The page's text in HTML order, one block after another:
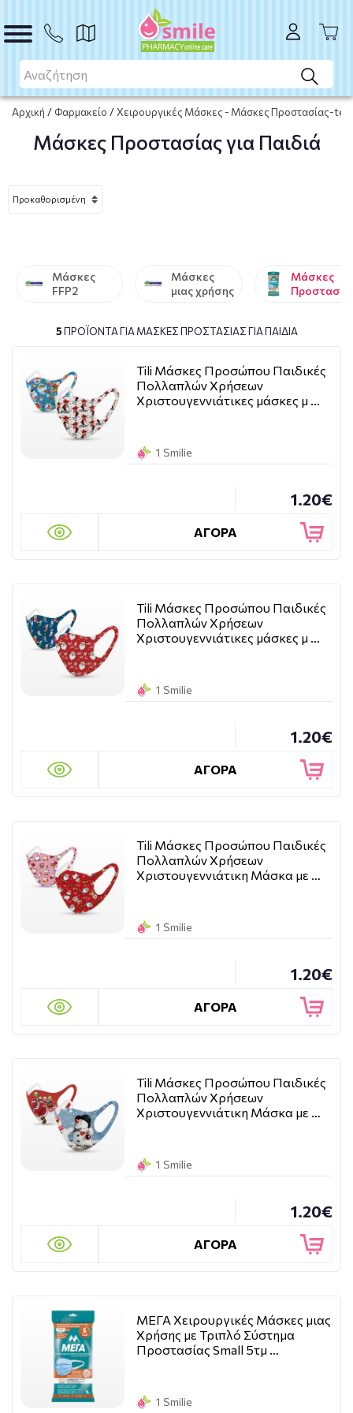
Αρχική / Φαρμακείο /Χειρουργικές Μάσκες - Μάσκες Προστασίας-
Μάσκες Προστασίας για Παιδιά
Μάσκες
FFP2
Μάσκες
μιας χρήσης
Μάσκες
5ΠΡΟΪΌΝΤΑ ΓΙΑ ΜΆΣΚΕΣ ΠΡΟΣΤΑΣΊΑΣ ΓΙΑ ΠΑΙΔΙΆ
Tili Μάσκες Προσώπου Παιδικές
Πολλαπλών Χρήσεων
Χριστουγεννιάτικες μάσκες μ …
1 Smilie
1.20€
ΑΓΟΡΑ
Tili Μάσκες Προσώπου Παιδικές
Πολλαπλών Χρήσεων
Χριστουγεννιάτικες μάσκες μ …
1 Smilie
1.20€
ΑΓΟΡΑ
Tili Μάσκες Προσώπου Παιδικές
Πολλαπλών Χρήσεων
Χριστουγεννιάτικη Μάσκα με …
1 Smilie
1.20€
ΑΓΟΡΑ
Tili Μάσκες Προσώπου Παιδικές
Πολλαπλών Χρήσεων
Χριστουγεννιάτικη Μάσκα με …
1 Smilie
1.20€
ΑΓΟΡΑ
ΜΕΓΑ Χειρουργικές Μάσκες μιας
Χρήσης με Τριπλό Σύστημα
Προστασίας Small 5τμ …
1 Smilie